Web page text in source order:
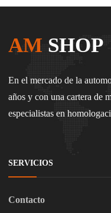
AM SHOP
En el mercado de la
años y con una cartera de
especialistas en
SERVICIOS
Contacto